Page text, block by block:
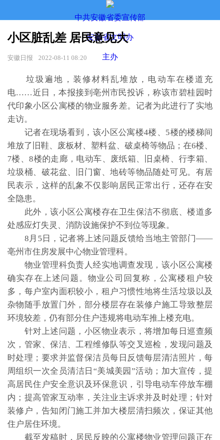
中共安徽省委宣传部
安徽省文明办
主办
小区脏乱差 居民意见大
安徽日报 2022-08-11 08:20
垃圾遍地，装修材料乱堆放，电动车在楼道充
电……近日，本报接到亳州市民投诉，称该市碧桂园时
代印象小区公寓楼的物业服务差。记者为此进行了实地
走访。
记者在现场看到，该小区公寓楼4楼、5楼的楼梯间
堆放了旧鞋、废板材、塑料盆、破桌椅等物品；在6楼、
7楼、8楼的走廊，电动车、废纸箱、旧桌椅、行李箱、
垃圾桶、破花盆、旧门窗、地砖等物品随处可见。有居
民表示，这样的乱象不仅影响居民正常出行，还存在安
全隐患。
此外，该小区公寓楼存在卫生保洁不彻底、楼道多
处感应灯失灵、消防设施保护不到位等现象。
8月5日，记者将上述问题反馈给当地主管部门——
亳州市住房发展中心物业管理科。
物业管理科负责人经实地调查发现，该小区公寓楼
确实存在上述问题。物业公司回复称，公寓楼租户较
多，每户室内面积较小，租户习惯性地将生活垃圾以及
杂物随手放置门外，部分楼层存在装修户施工导致整层
环境较差，仍有部分住户违规将电动车推上楼充电。
针对上述问题，小区物业表示，将增加每日巡查频
次，管家、保洁、工程维修队等交叉巡检，发现问题及
时处理；要求并监督保洁员每日反馈每层清洁照片，每
周组织一次全员清洁日“美城美园”活动；加大宣传，提
高居民住户安全意识及环保意识，引导电动车停放车棚
内；提高管家互动率，关注业主诉求并及时处理；针对
装修户，告知闭门施工并加大楼层清扫频次，保证其他
住户居住环境。
截至发稿时，居民反映的公寓楼物业管理问题正在